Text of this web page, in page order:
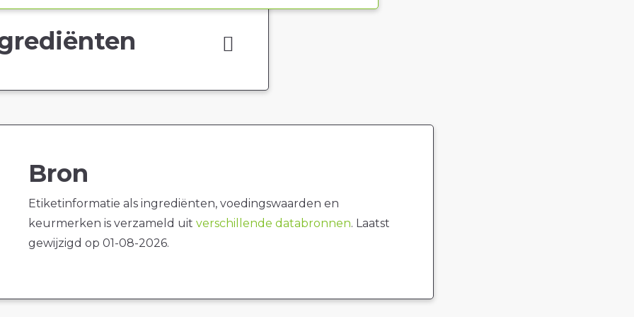
Bron
Etiketinformatie als ingrediënten, voedingswaarden en
keurmerken is verzameld uit verschillende databronnen. Laatst
gewijzigd op 01-08-2026.